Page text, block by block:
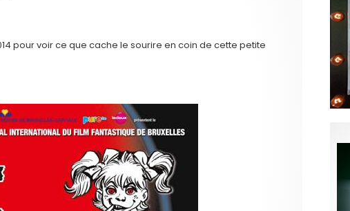
pour voir ce que cache le sourire en coin de cette petite